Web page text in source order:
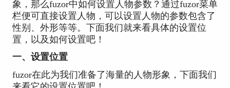
象，那么fuzor中如何设置人物参数？通过fuzor菜单
栏便可直接设置人物，可以设置人物的参数包含了
性别、外形等等。下面我们就来看具体的设置位
置，以及如何设置吧！
一、设置位置
fuzor在此为我们准备了海量的人物形象，下面我们